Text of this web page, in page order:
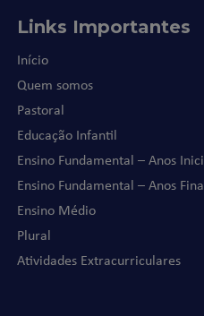
Links Importantes
Início
Quem somos
Pastoral
Educação Infantil
Ensino Fundamental – Anos
Ensino Fundamental – Anos
Ensino Médio
Plural
Atividades Extracurriculares